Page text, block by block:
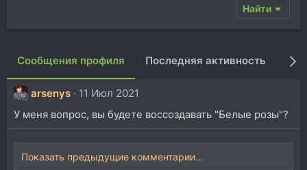
Найти
Сообщения профиля Последняя активность
arsenys
11 Июл 2021
У меня вопрос, вы будете воссоздавать "Белые розы"?
Показать предыдущие комментарии…